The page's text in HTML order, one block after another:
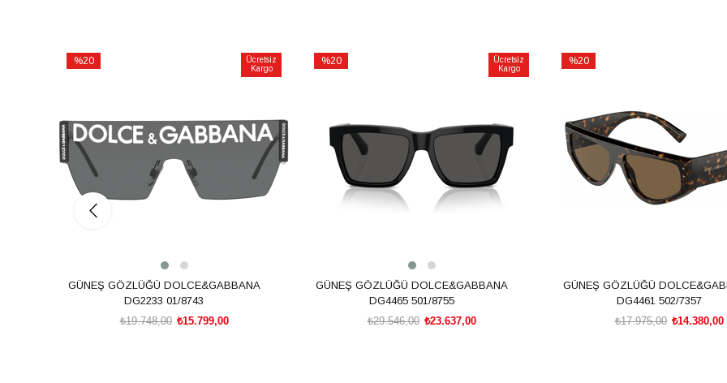
%20
Ücretsiz
Kargo
GÜNEŞ GÖZLÜĞÜ DOLCE&GABBANA
DG2233 01/8743
₺15.799,00
₺19.748,00
%20
Ücretsiz
Kargo
GÜNEŞ GÖZLÜĞÜ DOLCE&GABBANA
DG4465 501/8755
₺23.637,00
₺29.546,00
%20
GÜNEŞ GÖZLÜĞÜ
DG4461 502/7357
₺14.380,00
₺17.975,00